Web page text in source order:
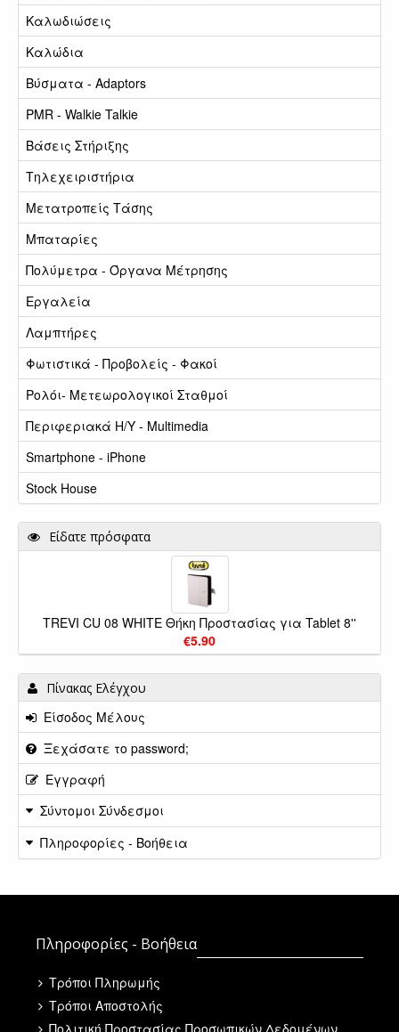
Καλωδιώσεις
Καλώδια
Βύσματα - Adaptors
PMR - Walkie Talkie
Βάσεις Στήριξης
Τηλεχειριστήρια
Μετατροπείς Τάσης
Μπαταρίες
Πολύμετρα - Όργανα Μέτρησης
Εργαλεία
Λαμπτήρες
Φωτιστικά - Προβολείς - Φακοί
Ρολόι- Μετεωρολογικοί Σταθμοί
Περιφεριακά Η/Υ - Multimedia
Smartphone - iPhone
Stock House
Είδατε πρόσφατα
TREVI CU 08 WHITE Θήκη Προστασίας για Tablet 8''
€5.90
Πίνακας Ελέγχου
Είσοδος Μέλους
Ξεχάσατε το password;
Εγγραφή
Σύντομοι Σύνδεσμοι
Πληροφορίες - Βοήθεια
Πληροφορίες - Βοήθεια
Τρόποι Πληρωμής
Τρόποι Αποστολής
Πολιτική Προστασίας Προσωπικών Δεδομένων